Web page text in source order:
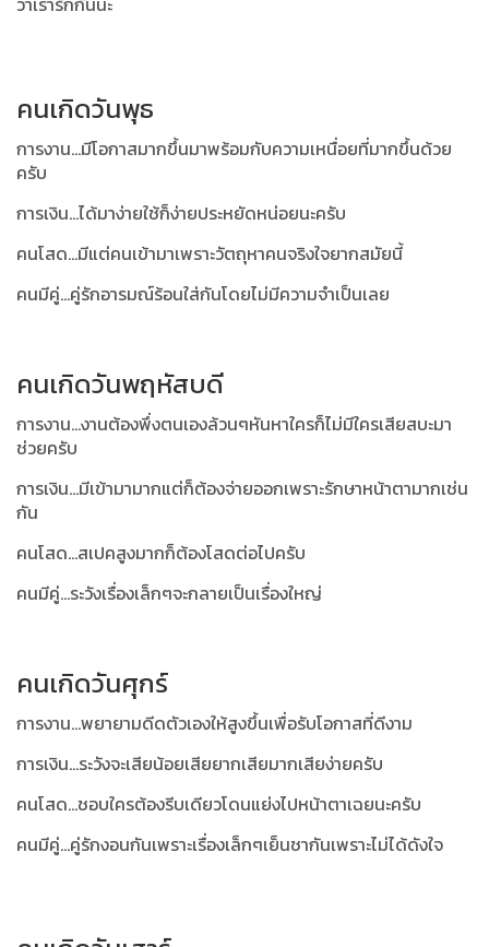
คนเกิดวันพุธ
การงาน...มีโอกาสมากขึ้นมาพร้อมกับความเหนื่อยที่มากขึ้นด้วย
ครับ
การเงิน...ได้มาง่ายใช้ก็ง่ายประหยัดหน่อยนะครับ
คนโสด...มีแต่คนเข้ามาเพราะวัตถุหาคนจริงใจยากสมัยนี้
คนมีคู่...คู่รักอารมณ์ร้อนใส่กันโดยไม่มีความจำเป็นเลย
คนเกิดวันพฤหัสบดี
การงาน...งานต้องพึ่งตนเองล้วนๆหันหาใครก็ไม่มีใครเสียสบะมา
ช่วยครับ
การเงิน...มีเข้ามามากแต่ก็ต้องจ่ายออกเพราะรักษาหน้าตามากเช่น
กัน
คนโสด...สเปคสูงมากก็ต้องโสดต่อไปครับ
คนมีคู่...ระวังเรื่องเล็กๆจะกลายเป็นเรื่องใหญ่
คนเกิดวันศุกร์
การงาน...พยายามดีดตัวเองให้สูงขึ้นเพื่อรับโอกาสที่ดีงาม
การเงิน...ระวังจะเสียน้อยเสียยากเสียมากเสียง่ายครับ
คนโสด...ชอบใครต้องรีบเดียวโดนแย่งไปหน้าตาเฉยนะครับ
คนมีคู่...คู่รักงอนกันเพราะเรื่องเล็กๆเย็นชากันเพราะไม่ได้ดังใจ